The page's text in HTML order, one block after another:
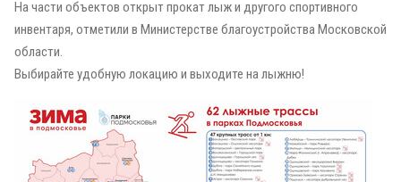
На части объектов открыт прокат лыж и другого спортивного
инвентаря, отметили в Министерстве благоустройства Московской
области.
Выбирайте удобную локацию и выходите на лыжню!